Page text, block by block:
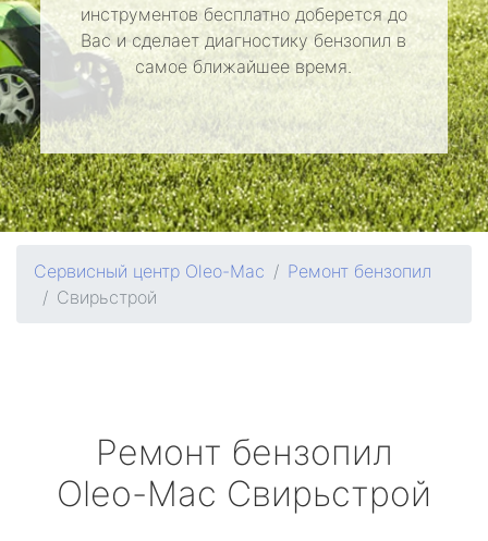
инструментов бесплатно доберется до
Вас и сделает диагностику бензопил в
самое ближайшее время.
Сервисный центр Oleo-Mac
Ремонт бензопил
Свирьстрой
Ремонт бензопил
Oleo-Mac Свирьстрой